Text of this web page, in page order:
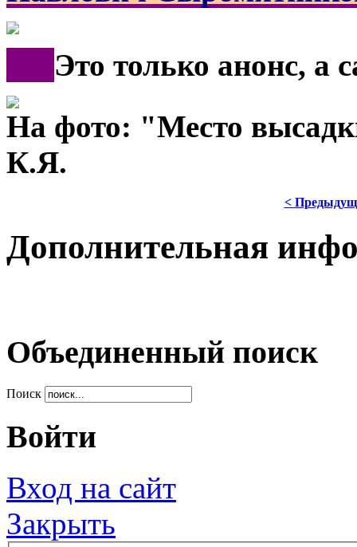
Это только анонс, а
На фото: "Место
К.Я.
<
Дополнительная
Объединенный поиск
Поиск
Войти
Вход на сайт
Закрыть